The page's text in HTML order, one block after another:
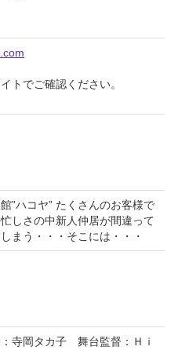
トでご確認ください。
”ハコヤ” たくさんのお客様で
しさの中新人仲居が間違って
まう・・・そこには・・・
寺岡タカ子 舞台監督：Ｈｉ